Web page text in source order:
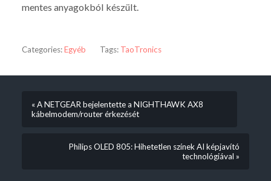
mentes anyagokból készült.
Categories:Egyéb Tags: TaoTronics
« A NETGEAR bejelentette a NIGHTHAWK AX8
kábelmodem/router érkezését
Philips OLED 805: Hihetetlen színek AI képjavító
technológiával »